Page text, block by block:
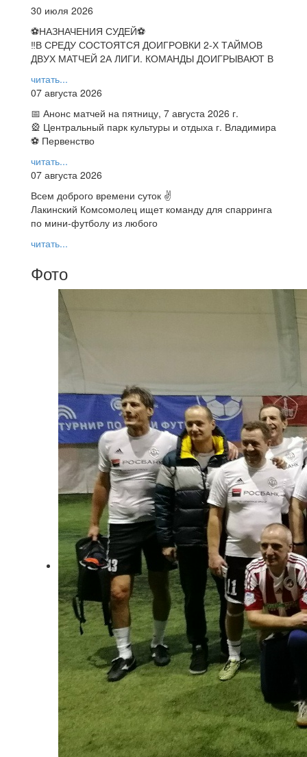
30 июля 2026
⚽НАЗНАЧЕНИЯ СУДЕЙ⚽
‼В СРЕДУ СОСТОЯТСЯ ДОИГРОВКИ 2-Х ТАЙМОВ
ДВУХ МАТЧЕЙ 2А ЛИГИ. КОМАНДЫ ДОИГРЫВАЮТ В
читать...
07 августа 2026
📅 Анонс матчей на пятницу, 7 августа 2026 г.
🎡 Центральный парк культуры и отдыха г. Владимира
⚽ Первенство
читать...
07 августа 2026
Всем доброго времени суток ✌
Лакинский Комсомолец ищет команду для спарринга
по мини-футболу из любого
читать...
Фото